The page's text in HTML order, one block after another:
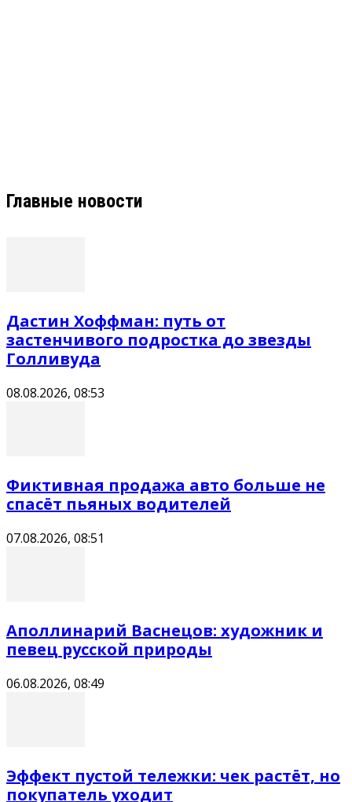
Главные новости
Дастин Хоффман: путь от
застенчивого подростка до звезды
Голливуда
08.08.2026, 08:53
Фиктивная продажа авто больше не
спасёт пьяных водителей
07.08.2026, 08:51
Аполлинарий Васнецов: художник и
певец русской природы
06.08.2026, 08:49
Эффект пустой тележки: чек растёт, но
покупатель уходит